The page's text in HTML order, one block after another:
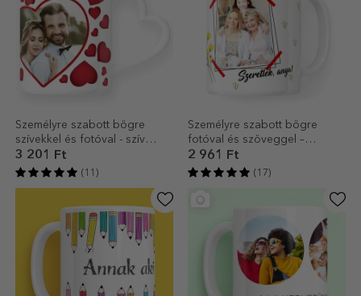
Személyre szabott bögre
szívekkel és fotóval - szív
alakú fogantyúval
3 201 Ft
(11)
Személyre szabott bögre
fotóval és szöveggel –
Szeretlek, anya!
2 961 Ft
(17)